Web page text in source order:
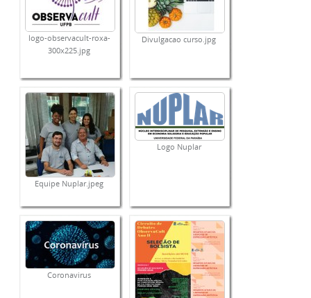
logo-observacult-roxa-
300x225.jpg
Divulgacao curso.jpg
Equipe Nuplar.jpeg
Logo Nuplar
Coronavirus